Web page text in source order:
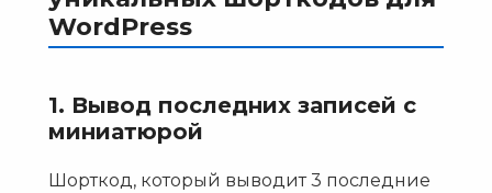
WordPress
1. Вывод последних записей с
миниатюрой
Шорткод, который выводит 3 последние